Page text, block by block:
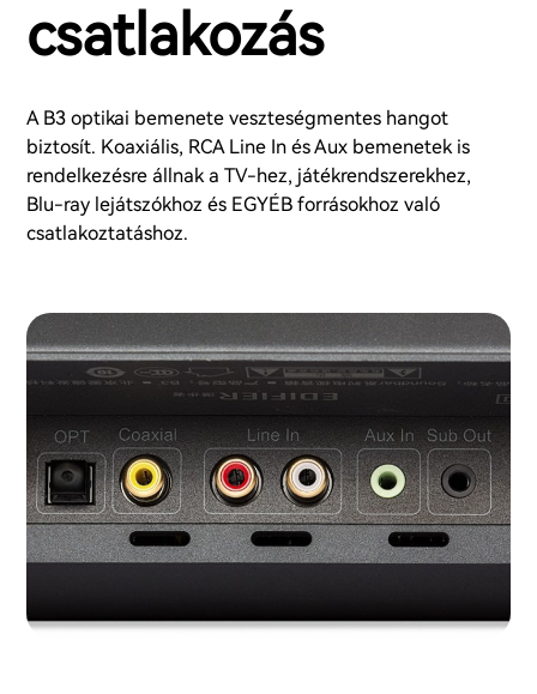
csatlakozás
A B3 optikai bemenete veszteségmentes hangot
biztosít. Koaxiális, RCA Line In és Aux bemenetek is
rendelkezésre állnak a TV-hez, játékrendszerekhez,
Blu-ray lejátszókhoz és EGYÉB forrásokhoz való
csatlakoztatáshoz.